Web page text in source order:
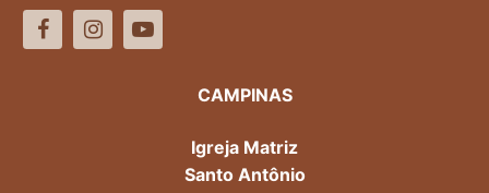
CAMPINAS
Igreja Matriz
Santo Antônio